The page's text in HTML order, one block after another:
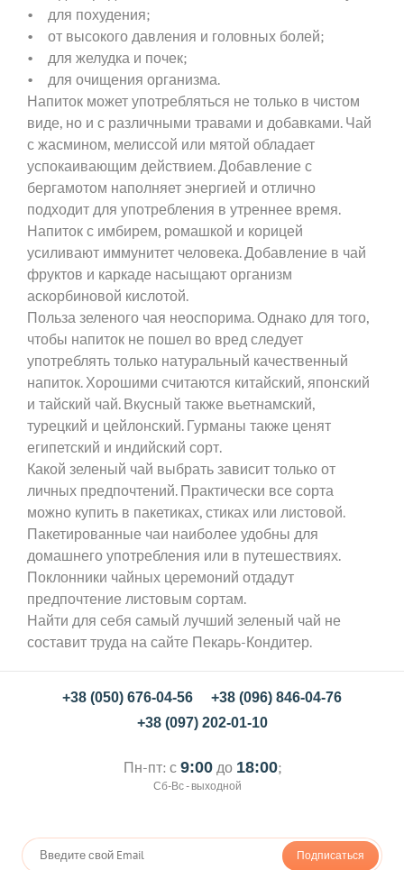
• для похудения;
• от высокого давления и головных болей;
• для желудка и почек;
• для очищения организма.
Напиток может употребляться не только в чистом
виде, но и с различными травами и добавками. Чай
с жасмином, мелиссой или мятой обладает
успокаивающим действием. Добавление с
бергамотом наполняет энергией и отлично
подходит для употребления в утреннее время.
Напиток с имбирем, ромашкой и корицей
усиливают иммунитет человека. Добавление в чай
фруктов и каркаде насыщают организм
аскорбиновой кислотой.
Польза зеленого чая неоспорима. Однако для того,
чтобы напиток не пошел во вред следует
употреблять только натуральный качественный
напиток. Хорошими считаются китайский, японский
и тайский чай. Вкусный также вьетнамский,
турецкий и цейлонский. Гурманы также ценят
египетский и индийский сорт.
Какой зеленый чай выбрать зависит только от
личных предпочтений. Практически все сорта
можно купить в пакетиках, стиках или листовой.
Пакетированные чаи наиболее удобны для
домашнего употребления или в путешествиях.
Поклонники чайных церемоний отдадут
предпочтение листовым сортам.
Найти для себя самый лучший зеленый чай не
составит труда на сайте Пекарь-Кондитер.
+38 (050) 676-04-56
+38 (096) 846-04-76
+38 (097) 202-01-10
Пн-пт: с 9:00до 18:00;
Сб-Вс - выходной
Подписаться